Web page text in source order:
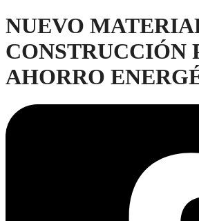
NUEVO
CONSTRUCCIÓN
AHORRO